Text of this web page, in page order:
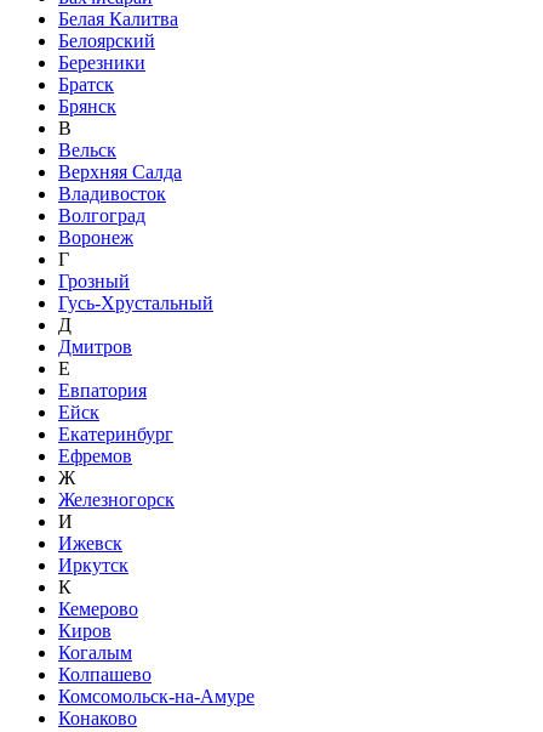
Белая Калитва
Белоярский
Березники
Братск
Брянск
В
Вельск
Верхняя Салда
Владивосток
Волгоград
Воронеж
Г
Грозный
Гусь-Хрустальный
Д
Дмитров
Е
Евпатория
Ейск
Екатеринбург
Ефремов
Ж
Железногорск
И
Ижевск
Иркутск
К
Кемерово
Киров
Когалым
Колпашево
Комсомольск-на-Амуре
Конаково